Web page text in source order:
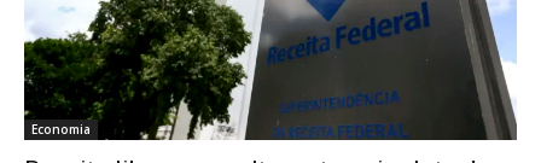
Economia